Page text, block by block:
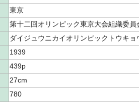
東京
第十二回オリンピック東京大会組織委員
ダイジュウニカイオリンピックトウキ
1939
439p
27cm
780